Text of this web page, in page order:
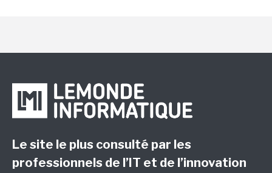
Le site le plus consulté par les
professionnels de l’IT et de l’innovation